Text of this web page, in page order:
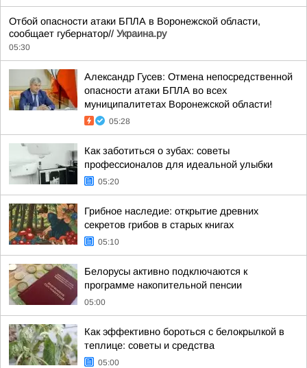
Отбой опасности атаки БПЛА в Воронежской области,
сообщает губернатор// Украина.ру
05:30
Александр Гусев: Отмена непосредственной
опасности атаки БПЛА во всех
муниципалитетах Воронежской области!
05:28
Как заботиться о зубах: советы
профессионалов для идеальной улыбки
05:20
Грибное наследие: открытие древних
секретов грибов в старых книгах
05:10
Белорусы активно подключаются к
программе накопительной пенсии
05:00
Как эффективно бороться с белокрылкой в
теплице: советы и средства
05:00